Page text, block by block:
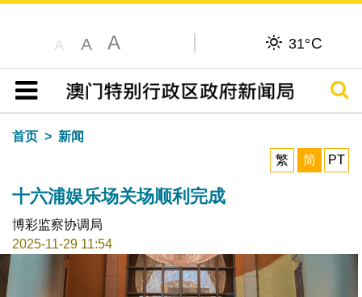
A A A 31°C
目录
搜寻
首页
新闻
繁
简 PT
十六浦娱乐场关场顺利完成
博彩监察协调局
2025-11-29 11:54